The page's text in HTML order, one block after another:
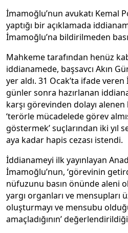
İmamoğlu’nun avukatı Kemal
yaptığı bir açıklamada
İmamoğlu’na bildirilmeden
Mahkeme tarafından henüz
iddianamede, başsavcı Akın
yer aldı. 31 Ocak’ta ifade
günler sonra hazırlanan
karşı görevinden dolayı alenen
‘terörle mücadelede görev
göstermek’ suçlarından iki yıl
aya kadar hapis cezası istendi.
İddianameyi ilk yayınlayan
İmamoğlu’nun, ‘görevinin
nüfuzunu basın önünde aleni
yargı organları ve mensupları
oluşturmayı ve mensubu
amaçladığının’